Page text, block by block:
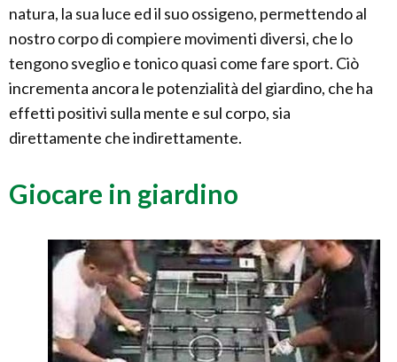
natura, la sua luce ed il suo ossigeno, permettendo al
nostro corpo di compiere movimenti diversi, che lo
tengono sveglio e tonico quasi come fare sport. Ciò
incrementa ancora le potenzialità del giardino, che ha
effetti positivi sulla mente e sul corpo, sia
direttamente che indirettamente.
Giocare in giardino